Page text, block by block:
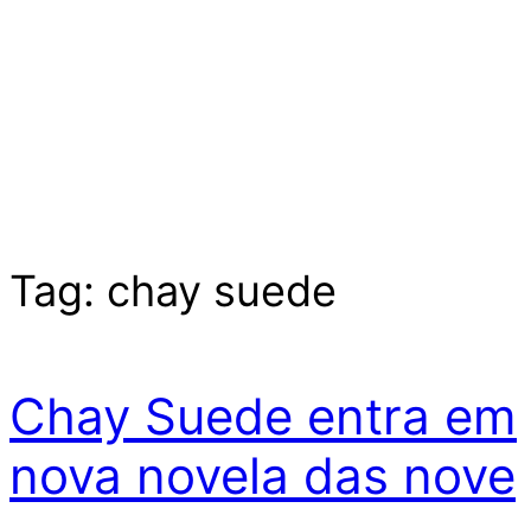
Tag: chay suede
Chay Suede entra em
nova novela das nove